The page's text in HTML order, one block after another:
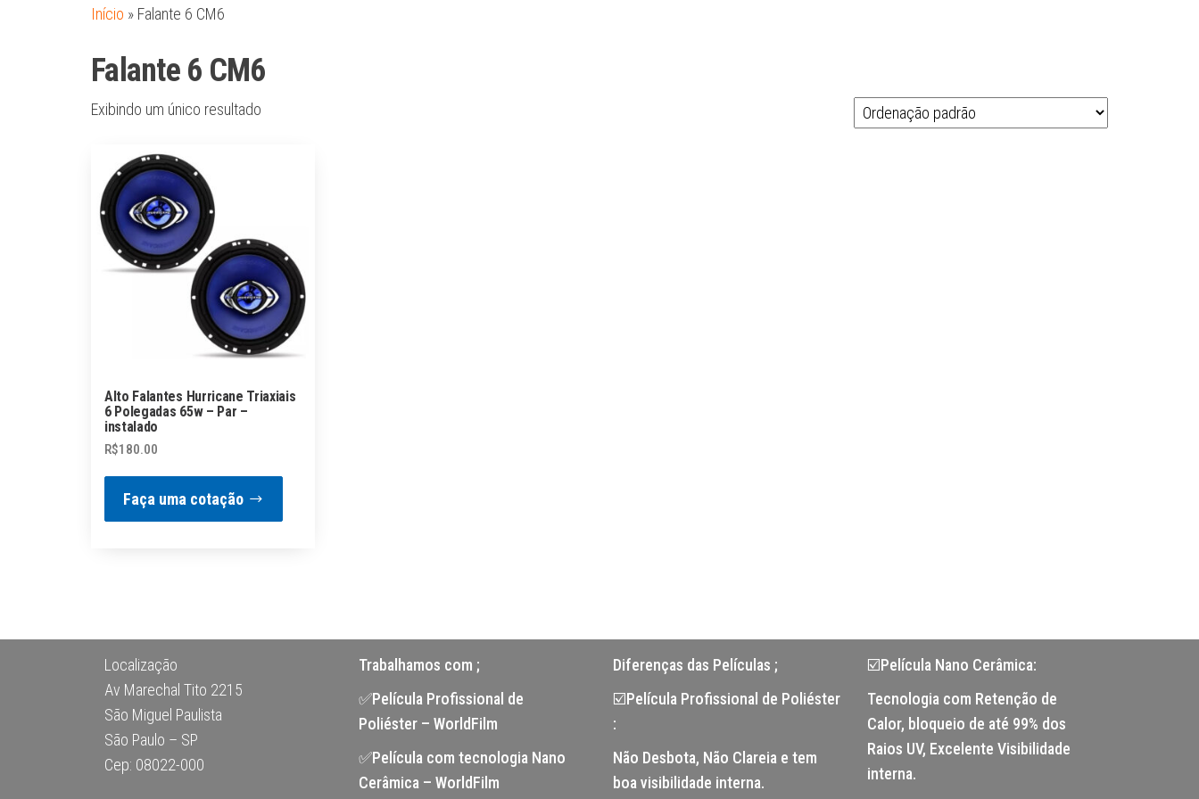
Início » Falante 6 CM6
Falante 6 CM6
Exibindo um único resultado
Alto Falantes Hurricane Triaxiais
6 Polegadas 65w – Par –
instalado
R$180.00
Faça uma cotação
Localização
Av Marechal Tito 2215
São Miguel Paulista
São Paulo – SP
Cep: 08022-000
Trabalhamos com ;
✅Película Profissional de
Poliéster – WorldFilm
✅Película com tecnologia Nano
Cerâmica – WorldFilm
Diferenças das Películas ;
☑️Película Profissional de Poliéster
:
Não Desbota, Não Clareia e tem
boa visibilidade interna.
☑️Película Nano Cerâmica:
Tecnologia com Retenção de
Calor, bloqueio de até 99% dos
Raios UV, Excelente Visibilidade
interna.